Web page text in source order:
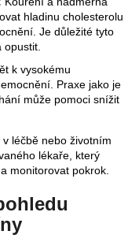
hladinu cholesterolu
Je důležité tyto
k vysokému
Praxe jako je
může pomoci snížit
léčbě nebo životním
lékaře, který
monitorovat pokrok.